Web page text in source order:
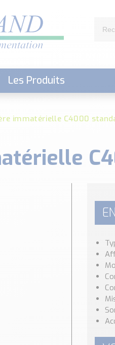
Les Produits
immatérielle C4000